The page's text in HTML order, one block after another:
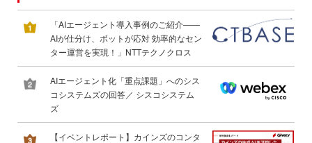
「AIエージェント導入事例のご紹介――
AIが仕分け、ボットが応対 効率的なセン
ター運営を実現！」NTTテクノクロス
AIエージェント化「重点課題」へのシス
コシステムズの回答／ シスコシステム
ズ
【イベントレポート】カインズのコンタ